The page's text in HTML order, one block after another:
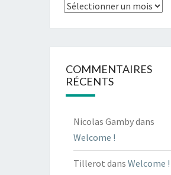
Archives
COMMENTAIRES
RÉCENTS
Nicolas Gambydans
Welcome !
Tillerot dans Welcome !